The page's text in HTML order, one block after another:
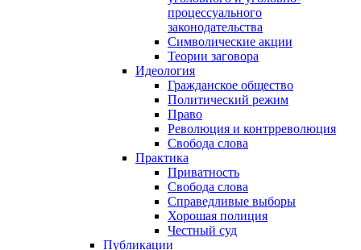
процессуального
законодательства
Символические акции
Теории заговора
Идеология
Гражданское общество
Политический режим
Право
Революция и контрреволюция
Свобода слова
Практика
Приватность
Свобода слова
Справедливые выборы
Хорошая полиция
Честный суд
Публикации